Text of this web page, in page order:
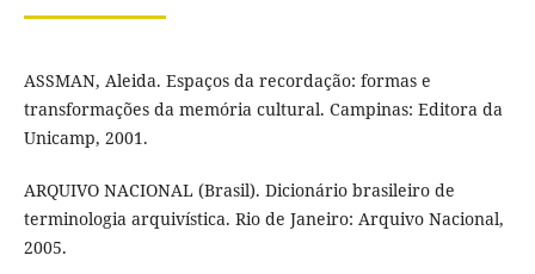
ASSMAN, Aleida. Espaços da recordação: formas e
transformações da memória cultural. Campinas: Editora da
Unicamp, 2001.
ARQUIVO NACIONAL (Brasil). Dicionário brasileiro de
terminologia arquivística. Rio de Janeiro: Arquivo Nacional,
2005.